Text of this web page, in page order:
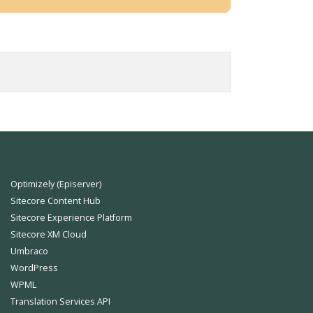
Optimizely (Episerver)
Sitecore Content Hub
Sitecore Experience Platform
Sitecore XM Cloud
Umbraco
WordPress
WPML
Translation Services API